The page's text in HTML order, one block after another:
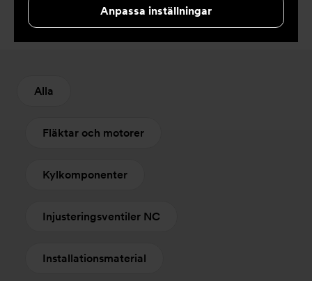
Anpassa inställningar
Alla
Fläktar och motorer
Kylkomponenter
Injusteringsventiler NC
Installationsmaterial